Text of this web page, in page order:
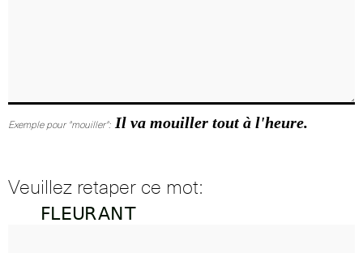
Exemple pour "mouiller": Il va mouiller tout à l'heure.
Veuillez retaper ce mot: